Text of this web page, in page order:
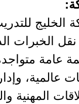
الخبرات